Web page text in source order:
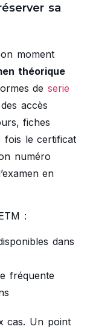
sa
moment
théorique
de serie
accès
fiches
fois le certificat
numéro
en
:
dans
fréquente
cas. Un point